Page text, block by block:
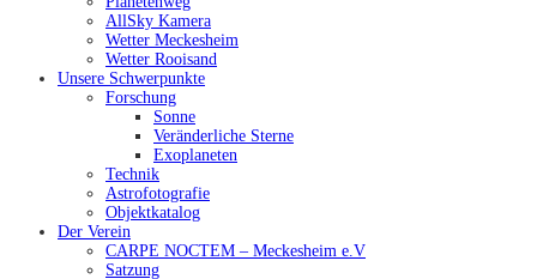
AllSky Kamera
Wetter Meckesheim
Wetter Rooisand
Unsere Schwerpunkte
Forschung
Sonne
Veränderliche Sterne
Exoplaneten
Technik
Astrofotografie
Objektkatalog
Der Verein
CARPE NOCTEM – Meckesheim e.V
Satzung